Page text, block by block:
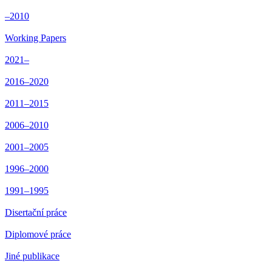
–2010
Working Papers
2021–
2016–2020
2011–2015
2006–2010
2001–2005
1996–2000
1991–1995
Disertační práce
Diplomové práce
Jiné publikace